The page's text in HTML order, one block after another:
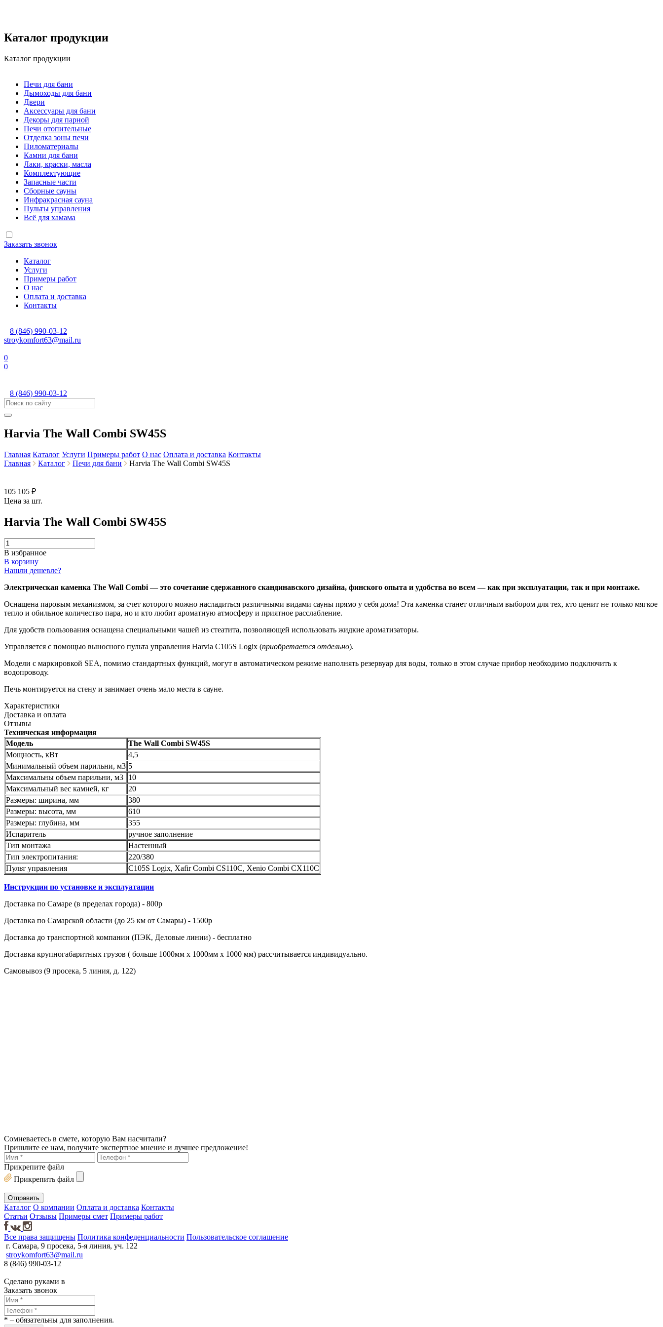
Каталог продукции
Каталог продукции
Печи для бани
Дымоходы для бани
Двери
Аксессуары для бани
Декоры для парной
Печи отопительные
Отделка зоны печи
Пиломатериалы
Камни для бани
Лаки, краски, масла
Комплектующие
Запасные части
Сборные сауны
Инфракрасная сауна
Пульты управления
Всё для хамама
Заказать звонок
Каталог
Услуги
Примеры работ
О нас
Оплата и доставка
Контакты
8 (846) 990-03-12
stroykomfort63@mail.ru
0
0
8 (846) 990-03-12
Harvia The Wall Combi SW45S
Главная Каталог Услуги Примеры работ О нас Оплата и доставка Контакты
Главная
Каталог Печи для бани Harvia The Wall Combi SW45S
105 105 ₽
Цена за шт.
Harvia The Wall Combi SW45S
В избранное
В корзину
Нашли дешевле?
Электрическая каменка The Wall Combi — это сочетание сдержанного скандинавского дизайна, финского опыта и удобства во всем — как при эксплуатации, так и при монтаже.
Оснащенa паровым механизмом, за счет которого можно насладиться различными видами сауны прямо у себя дома! Эта каменка станет отличным выбором для тех, кто ценит не только мягкое
тепло и обильное количество пара, но и кто любит ароматную атмосферу и приятное расслабление.
Для удобств пользования оснащена специальными чашей из стеатита, позволяющей использовать жидкие ароматизаторы.
Управляется с помощью выносного пульта управления Harvia C105S Logix (приобретается отдельно).
Модели с маркировкой SEA, помимо стандартных функций, могут в автоматическом режиме наполнять резервуар для воды, только в этом случае прибор необходимо подключить к
водопроводу.
Печь монтируется на стену и занимает очень мало места в сауне.
Характеристики
Доставка и оплата
Отзывы
Техническая информация
Модель
The Wall Combi SW45S
Мощность, кВт
4,5
Минимальный объем парильни, м3 5
Максимальны объем парильни, м3
10
Максимальный вес камней, кг
20
Размеры: ширина, мм
380
Размеры: высота, мм
610
Размеры: глубина, мм
355
Испаритель
ручное заполнение
Тип монтажа
Настенный
Тип электропитания:
220/380
Пульт управления
C105S Logix, Xafir Combi CS110C, Xenio Combi CX110C
Инструкции по установке и эксплуатации
Доставка по Cамаре (в пределах города) - 800р
Доставка по Cамарской области (до 25 км от Самары) - 1500р
Доставка до транспортной компании (ПЭК, Деловые линии) - бесплатно
Доставка крупногабаритных грузов ( больше 1000мм х 1000мм х 1000 мм) рассчитывается индивидуально.
Самовывоз (9 просека, 5 линия, д. 122)
Сомневаетесь в смете, которую Вам насчитали?
Пришлите ее нам, получите экспертное мнение и лучшее предложение!
Прикрепите файл
Прикрепить файл
Каталог О компании Оплата и доставка Контакты
Статьи Отзывы Примеры смет Примеры работ
Все права защищены Политика конфеденциальности Пользовательское соглашение
г. Самара, 9 просека, 5-я линия, уч. 122
stroykomfort63@mail.ru
8 (846) 990-03-12
Сделано руками в
Заказать звонок
* – обязательны для заполнения.